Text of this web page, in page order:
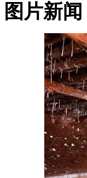
图片新闻